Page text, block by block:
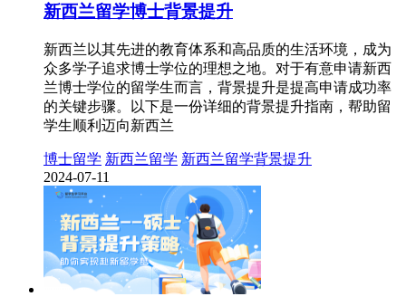
新西兰留学博士背景提升
新西兰以其先进的教育体系和高品质的生活环境，成为
众多学子追求博士学位的理想之地。对于有意申请新西
兰博士学位的留学生而言，背景提升是提高申请成功率
的关键步骤。以下是一份详细的背景提升指南，帮助留
学生顺利迈向新西兰
博士留学 新西兰留学 新西兰留学背景提升
2024-07-11